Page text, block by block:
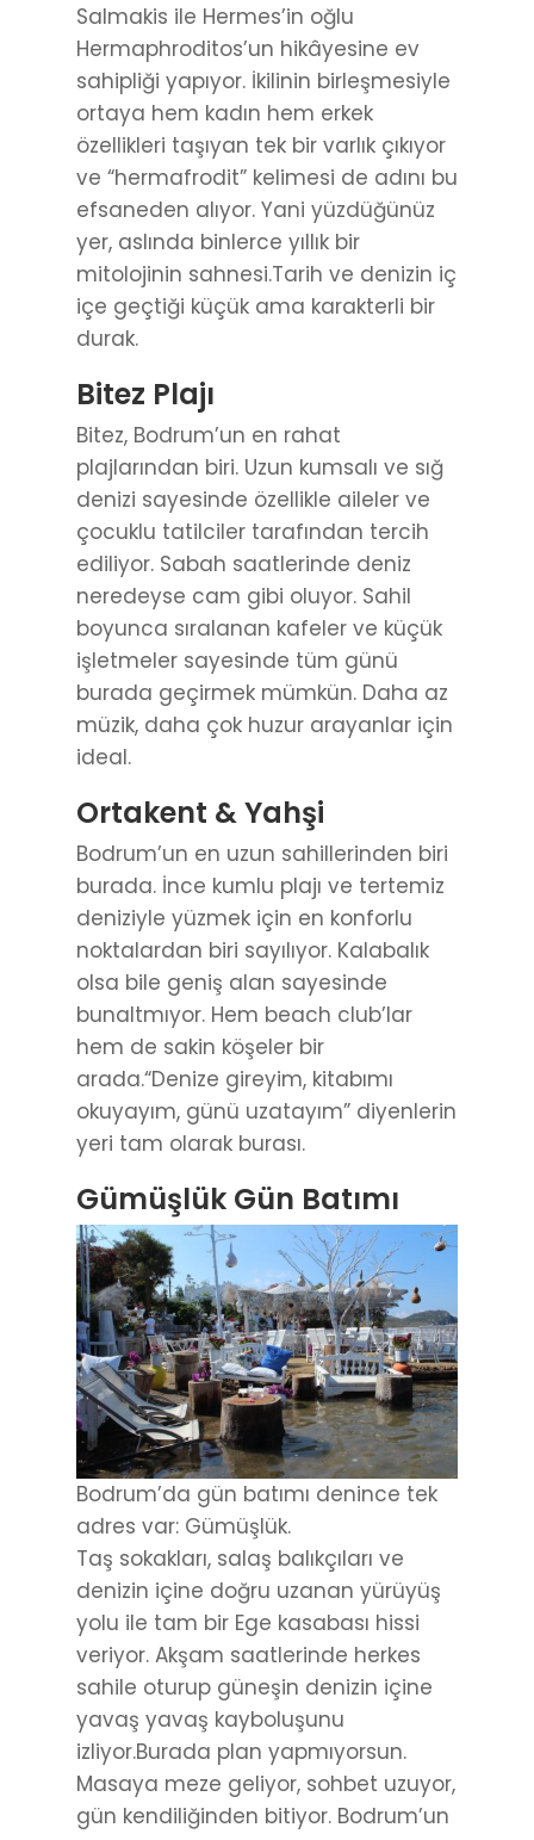
Salmakis ile Hermes’in oğlu
Hermaphroditos’un hikâyesine ev
sahipliği yapıyor. İkilinin birleşmesiyle
ortaya hem kadın hem erkek
özellikleri taşıyan tek bir varlık çıkıyor
ve “hermafrodit” kelimesi de adını bu
efsaneden alıyor. Yani yüzdüğünüz
yer, aslında binlerce yıllık bir
mitolojinin sahnesi.Tarih ve denizin iç
içe geçtiği küçük ama karakterli bir
durak.
Bitez Plajı
Bitez, Bodrum’un en rahat
plajlarından biri. Uzun kumsalı ve sığ
denizi sayesinde özellikle aileler ve
çocuklu tatilciler tarafından tercih
ediliyor. Sabah saatlerinde deniz
neredeyse cam gibi oluyor. Sahil
boyunca sıralanan kafeler ve küçük
işletmeler sayesinde tüm günü
burada geçirmek mümkün. Daha az
müzik, daha çok huzur arayanlar için
ideal.
Ortakent & Yahşi
Bodrum’un en uzun sahillerinden biri
burada. İnce kumlu plajı ve tertemiz
deniziyle yüzmek için en konforlu
noktalardan biri sayılıyor. Kalabalık
olsa bile geniş alan sayesinde
bunaltmıyor. Hem beach club’lar
hem de sakin köşeler bir
arada.“Denize gireyim, kitabımı
okuyayım, günü uzatayım” diyenlerin
yeri tam olarak burası.
Gümüşlük Gün Batımı
Bodrum’da gün batımı denince tek
adres var: Gümüşlük.
Taş sokakları, salaş balıkçıları ve
denizin içine doğru uzanan yürüyüş
yolu ile tam bir Ege kasabası hissi
veriyor. Akşam saatlerinde herkes
sahile oturup güneşin denizin içine
yavaş yavaş kayboluşunu
izliyor.Burada plan yapmıyorsun.
Masaya meze geliyor, sohbet uzuyor,
gün kendiliğinden bitiyor. Bodrum’un